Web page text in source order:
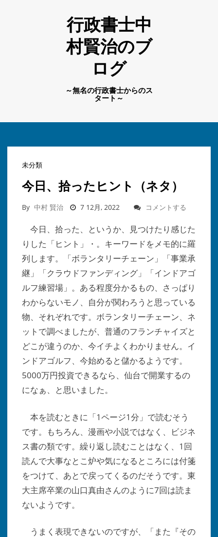
行政書士中
村賢治のブ
ログ
～無名の行政書士からのス
タート～
未分類
今日、拾ったヒント（ネタ）
By 中村 賢治 7 12月, 2022 コメントする
今日、拾った、というか、見つけたり感じた
りした「ヒント」・。キーワードをメモ的に羅
列します。「ボランタリーチェーン」「事業承
継」「クラウドファンディング」「インドアゴ
ルフ練習場」。ある程度分かるもの、さっぱり
わからないモノ、自分が関わろうと思っている
物、それぞれです。ボランタリーチェーン、ネ
ットで調べましたが、普通のフランチャイズと
どこが違うのか、今イチよくわかりません。イ
ンドアゴルフ、今始めると儲かるようです。
5000万円投資できるなら、仙台で開業するの
になぁ、と思いました。
本を読むときに「1ページ1分」で読むそう
です。もちろん、漫画や小説ではなく、ビジネ
ス書の類です。繰り返し読むことはなく、1回
読んで大事なとこ炉や気になるところには付箋
をつけて、あとで戻ってくるのだそうです。東
大主席卒業の山口真由さんのように7回は読ま
ないようです。
うまく表現できないのですが、「また『その